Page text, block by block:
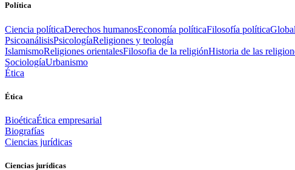
Política
Ciencia políticaDerechos humanosEconomía políticaFilosofía política
PsicoanálisisPsicologíaReligiones y teología
IslamismoReligiones orientalesFilosofia de la religiónHistoria de las
SociologíaUrbanismo
Ética
Ética
BioéticaÉtica empresarial
Biografías
Ciencias jurídicas
Ciencias jurídicas